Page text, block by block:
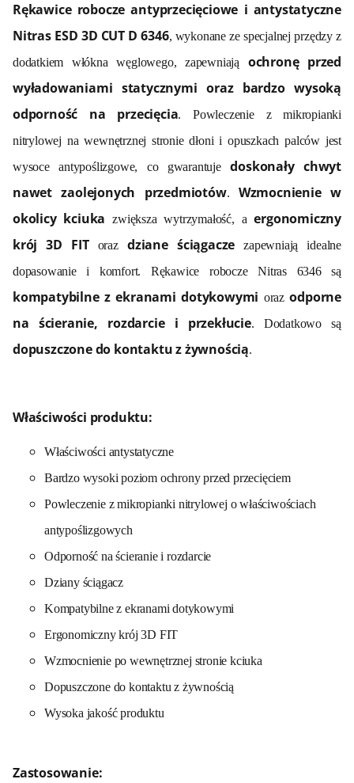
Rękawice robocze antyprzecięciowe i antystatyczne
Nitras ESD 3D CUT D 6346, wykonane ze specjalnej przędzy z
dodatkiem włókna węglowego, zapewniają ochronę przed
wyładowaniami statycznymi oraz bardzo wysoką
odporność na przecięcia. Powleczenie z mikropianki
nitrylowej na wewnętrznej stronie dłoni i opuszkach palców jest
wysoce antypoślizgowe, co gwarantujedoskonały chwyt
nawet zaolejonych przedmiotów. Wzmocnienie w
okolicy kciuka zwiększa wytrzymałość, aergonomiczny
krój 3D FIToraz dziane ściągacze zapewniają idealne
dopasowanie i komfort. Rękawice robocze Nitras 6346 są
kompatybilne z ekranami dotykowymi orazodporne
na ścieranie, rozdarcie i przekłucie. Dodatkowo są
dopuszczone do kontaktu z żywnością.
Właściwości produktu:
Właściwości antystatyczne
Bardzo wysoki poziom ochrony przed przecięciem
Powleczenie z mikropianki nitrylowej o właściwościach
antypoślizgowych
Odporność na ścieranie i rozdarcie
Dziany ściągacz
Kompatybilne z ekranami dotykowymi
Ergonomiczny krój 3D FIT
Wzmocnienie po wewnętrznej stronie kciuka
Dopuszczone do kontaktu z żywnością
Wysoka jakość produktu
Zastosowanie: